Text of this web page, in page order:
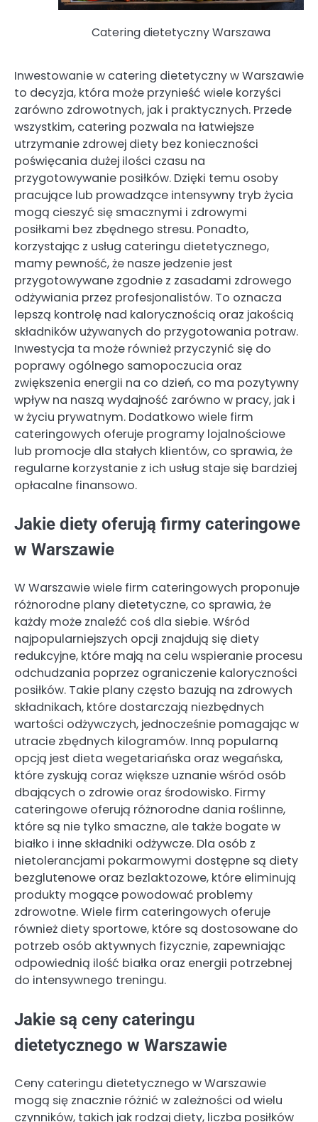
Catering dietetyczny Warszawa
Inwestowanie w catering dietetyczny w Warszawie
to decyzja, która może przynieść wiele korzyści
zarówno zdrowotnych, jak i praktycznych. Przede
wszystkim, catering pozwala na łatwiejsze
utrzymanie zdrowej diety bez konieczności
poświęcania dużej ilości czasu na
przygotowywanie posiłków. Dzięki temu osoby
pracujące lub prowadzące intensywny tryb życia
mogą cieszyć się smacznymi i zdrowymi
posiłkami bez zbędnego stresu. Ponadto,
korzystając z usług cateringu dietetycznego,
mamy pewność, że nasze jedzenie jest
przygotowywane zgodnie z zasadami zdrowego
odżywiania przez profesjonalistów. To oznacza
lepszą kontrolę nad kalorycznością oraz jakością
składników używanych do przygotowania potraw.
Inwestycja ta może również przyczynić się do
poprawy ogólnego samopoczucia oraz
zwiększenia energii na co dzień, co ma pozytywny
wpływ na naszą wydajność zarówno w pracy, jak i
w życiu prywatnym. Dodatkowo wiele firm
cateringowych oferuje programy lojalnościowe
lub promocje dla stałych klientów, co sprawia, że
regularne korzystanie z ich usług staje się bardziej
opłacalne finansowo.
Jakie diety oferują firmy cateringowe
w Warszawie
W Warszawie wiele firm cateringowych proponuje
różnorodne plany dietetyczne, co sprawia, że
każdy może znaleźć coś dla siebie. Wśród
najpopularniejszych opcji znajdują się diety
redukcyjne, które mają na celu wspieranie procesu
odchudzania poprzez ograniczenie kaloryczności
posiłków. Takie plany często bazują na zdrowych
składnikach, które dostarczają niezbędnych
wartości odżywczych, jednocześnie pomagając w
utracie zbędnych kilogramów. Inną popularną
opcją jest dieta wegetariańska oraz wegańska,
które zyskują coraz większe uznanie wśród osób
dbających o zdrowie oraz środowisko. Firmy
cateringowe oferują różnorodne dania roślinne,
które są nie tylko smaczne, ale także bogate w
białko i inne składniki odżywcze. Dla osób z
nietolerancjami pokarmowymi dostępne są diety
bezglutenowe oraz bezlaktozowe, które eliminują
produkty mogące powodować problemy
zdrowotne. Wiele firm cateringowych oferuje
również diety sportowe, które są dostosowane do
potrzeb osób aktywnych fizycznie, zapewniając
odpowiednią ilość białka oraz energii potrzebnej
do intensywnego treningu.
Jakie są ceny cateringu
dietetycznego w Warszawie
Ceny cateringu dietetycznego w Warszawie
mogą się znacznie różnić w zależności od wielu
czynników, takich jak rodzaj diety, liczba posiłków